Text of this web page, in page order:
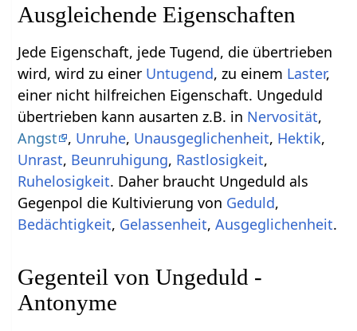
Ausgleichende Eigenschaften
Jede Eigenschaft, jede Tugend, die übertrieben
wird, wird zu einer Untugend, zu einem Laster,
einer nicht hilfreichen Eigenschaft. Ungeduld
übertrieben kann ausarten z.B. in Nervosität,
Angst
, Unruhe, Unausgeglichenheit, Hektik,
Unrast, Beunruhigung, Rastlosigkeit,
Ruhelosigkeit. Daher braucht Ungeduld als
Gegenpol die Kultivierung von Geduld,
Bedächtigkeit, Gelassenheit,Ausgeglichenheit.
Gegenteil von Ungeduld -
Antonyme